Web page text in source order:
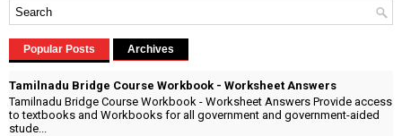
Popular Posts Archives
Tamilnadu Bridge Course Workbook - Worksheet Answers
Tamilnadu Bridge Course Workbook - Worksheet Answers Provide access
to textbooks and Workbooks for all government and government-aided
stude...